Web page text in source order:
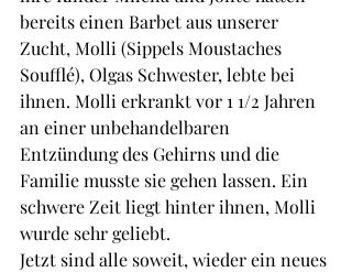
bereits einen Barbet aus unserer
Zucht, Molli (Sippels Moustaches
Soufflé), Olgas Schwester, lebte bei
ihnen. Molli erkrankt vor 1 1/2 Jahren
an einer unbehandelbaren
Entzündung des Gehirns und die
Familie musste sie gehen lassen. Ein
schwere Zeit liegt hinter ihnen, Molli
wurde sehr geliebt.
Jetzt sind alle soweit, wieder ein neues